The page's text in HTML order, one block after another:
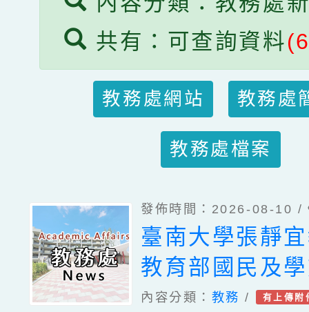
共有：可查詢資料
教務處網站 教務處
教務處檔案
發佈時間：2026-08-10 /
臺南大學張靜
教育部國民及
「115年度本土
內容分類： 教務 / 有上傳附